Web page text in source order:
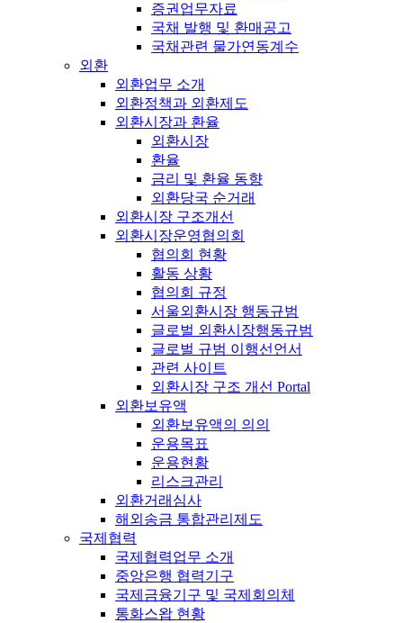
증권업무자료
국채 발행 및 환매공고
국채관련 물가연동계수
외환
외환업무 소개
외환정책과 외환제도
외환시장과 환율
외환시장
환율
금리 및 환율 동향
외환당국 순거래
외환시장 구조개선
외환시장운영협의회
협의회 현황
활동 상황
협의회 규정
서울외환시장 행동규범
글로벌 외환시장행동규범
글로벌 규범 이행선언서
관련 사이트
외환시장 구조 개선 Portal
외환보유액
외환보유액의 의의
운용목표
운용현황
리스크관리
외환거래심사
해외송금 통합관리제도
국제협력
국제협력업무 소개
중앙은행 협력기구
국제금융기구 및 국제회의체
통화스왑 현황